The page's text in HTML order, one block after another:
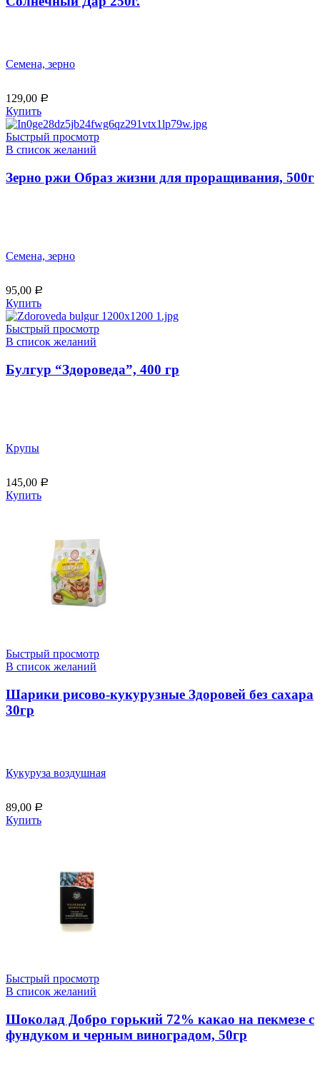
Семена, зерно
129,00 Р
Купить
Быстрый просмотр
В список желаний
Зерно ржи Образ жизни для проращивания, 500г
Семена, зерно
95,00 Р
Купить
Быстрый просмотр
В список желаний
Булгур “Здороведа”, 400 гр
Крупы
145,00 Р
Купить
Быстрый просмотр
В список желаний
Шарики рисово-кукурузные Здоровей без сахара
30гр
Кукуруза воздушная
89,00 Р
Купить
Быстрый просмотр
В список желаний
Шоколад Добро горький 72% какао на пекмезе с
фундуком и черным виноградом, 50гр